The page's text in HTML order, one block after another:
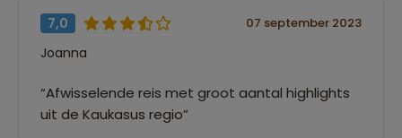
7,0 07 september 2023
Joanna
“Afwisselende reis met groot aantal highlights
uit de Kaukasus regio”